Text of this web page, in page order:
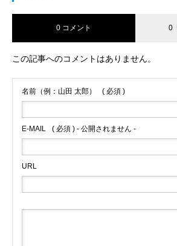
0 コメント 0
この記事へのコメントはありません。
名前（例：山田 太郎） ( 必須 )
E-MAIL ( 必須 ) - 公開されません -
URL